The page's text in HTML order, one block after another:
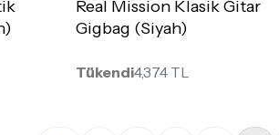
Real Mission Klasik Gitar
Gigbag (Siyah)
Tükendi4,374 TL